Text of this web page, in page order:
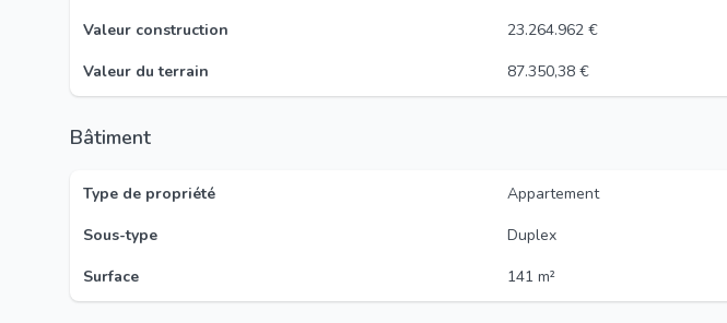
Valeur construction
23.264.962 €
Valeur du terrain
87.350,38 €
Bâtiment
Type de propriété
Appartement
Sous-type
Duplex
Surface
141 m²